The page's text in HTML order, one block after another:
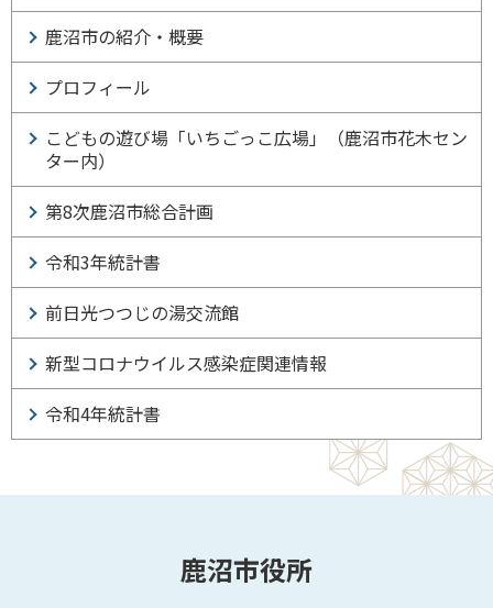
鹿沼市の紹介・概要
プロフィール
こどもの遊び場「いちごっこ広場」（鹿沼市花木セン
ター内）
第8次鹿沼市総合計画
令和3年統計書
前日光つつじの湯交流館
新型コロナウイルス感染症関連情報
令和4年統計書
鹿沼市役所